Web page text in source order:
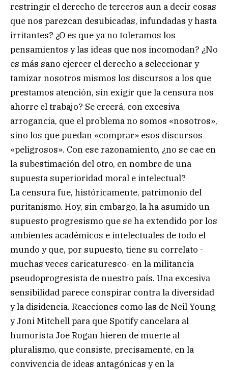
restringir el derecho de terceros aun a decir cosas
que nos parezcan desubicadas, infundadas y hasta
irritantes? ¿O es que ya no toleramos los
pensamientos y las ideas que nos incomodan? ¿No
es más sano ejercer el derecho a seleccionar y
tamizar nosotros mismos los discursos a los que
prestamos atención, sin exigir que la censura nos
ahorre el trabajo? Se creerá, con excesiva
arrogancia, que el problema no somos «nosotros»,
sino los que puedan «comprar» esos discursos
«peligrosos». Con ese razonamiento, ¿no se cae en
la subestimación del otro, en nombre de una
supuesta superioridad moral e intelectual?
La censura fue, históricamente, patrimonio del
puritanismo. Hoy, sin embargo, la ha asumido un
supuesto progresismo que se ha extendido por los
ambientes académicos e intelectuales de todo el
mundo y que, por supuesto, tiene su correlato -
muchas veces caricaturesco- en la militancia
pseudoprogresista de nuestro país. Una excesiva
sensibilidad parece conspirar contra la diversidad
y la disidencia. Reacciones como las de Neil Young
y Joni Mitchell para que Spotify cancelara al
humorista Joe Rogan hieren de muerte al
pluralismo, que consiste, precisamente, en la
convivencia de ideas antagónicas y en la